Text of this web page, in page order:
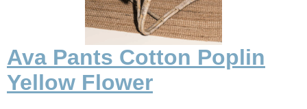
Ava Pants Cotton Poplin
Yellow Flower